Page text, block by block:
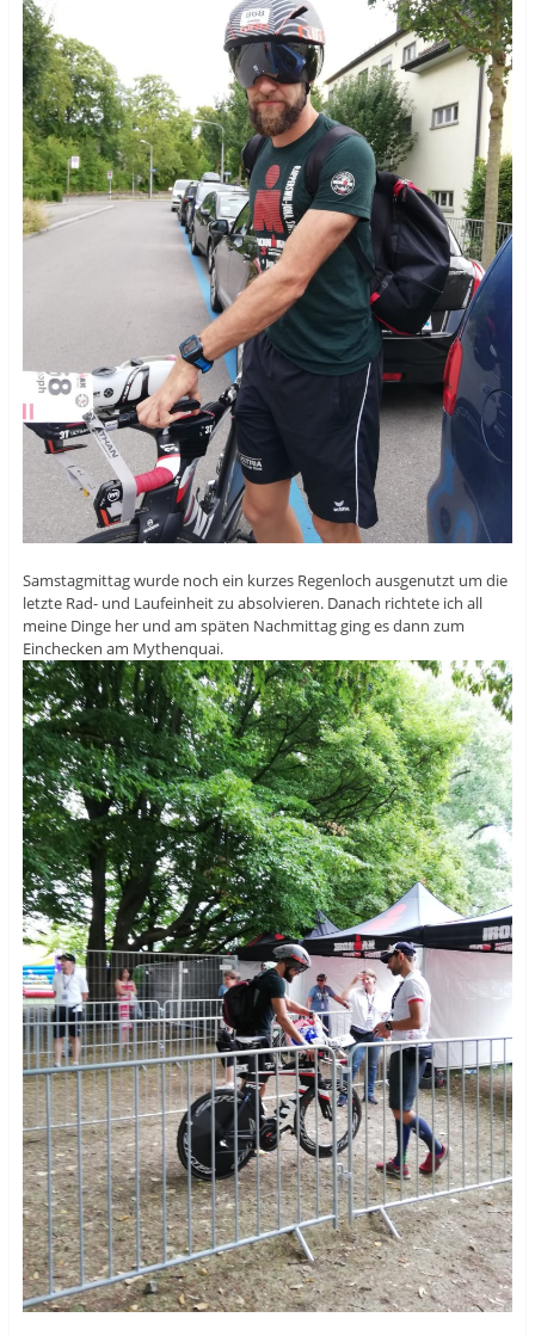
Samstagmittag wurde noch ein kurzes Regenloch ausgenutzt um die
letzte Rad- und Laufeinheit zu absolvieren. Danach richtete ich all
meine Dinge her und am späten Nachmittag ging es dann zum
Einchecken am Mythenquai.